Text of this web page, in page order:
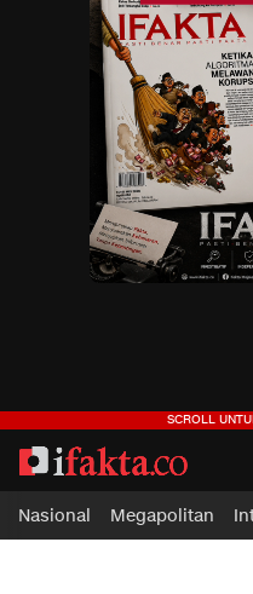
ifakta.co
#pastibenar
Nasional Megapolitan